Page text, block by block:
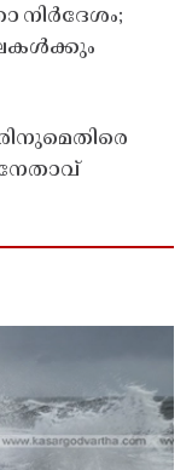
നിർദേശം;